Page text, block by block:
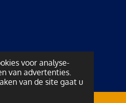
voor analyse-
van advertenties.
van de site gaat u